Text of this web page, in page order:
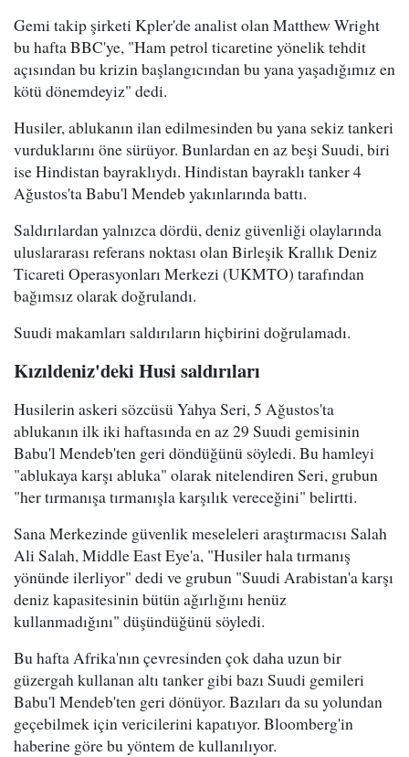
Gemi takip şirketi Kpler'de analist olan Matthew Wright
bu hafta BBC'ye, "Ham petrol ticaretine yönelik tehdit
açısından bu krizin başlangıcından bu yana yaşadığımız en
kötü dönemdeyiz" dedi.
Husiler, ablukanın ilan edilmesinden bu yana sekiz tankeri
vurduklarını öne sürüyor. Bunlardan en az beşi Suudi, biri
ise Hindistan bayraklıydı. Hindistan bayraklı tanker 4
Ağustos'ta Babu'l Mendeb yakınlarında battı.
Saldırılardan yalnızca dördü, deniz güvenliği olaylarında
uluslararası referans noktası olan Birleşik Krallık Deniz
Ticareti Operasyonları Merkezi (UKMTO) tarafından
bağımsız olarak doğrulandı.
Suudi makamları saldırıların hiçbirini doğrulamadı.
Kızıldeniz'deki Husi saldırıları
Husilerin askeri sözcüsü Yahya Seri, 5 Ağustos'ta
ablukanın ilk iki haftasında en az 29 Suudi gemisinin
Babu'l Mendeb'ten geri döndüğünü söyledi. Bu hamleyi
"ablukaya karşı abluka" olarak nitelendiren Seri, grubun
"her tırmanışa tırmanışla karşılık vereceğini" belirtti.
Sana Merkezinde güvenlik meseleleri araştırmacısı Salah
Ali Salah, Middle East Eye'a, "Husiler hala tırmanış
yönünde ilerliyor" dedi ve grubun "Suudi Arabistan'a karşı
deniz kapasitesinin bütün ağırlığını henüz
kullanmadığını" düşündüğünü söyledi.
Bu hafta Afrika'nın çevresinden çok daha uzun bir
güzergah kullanan altı tanker gibi bazı Suudi gemileri
Babu'l Mendeb'ten geri dönüyor. Bazıları da su yolundan
geçebilmek için vericilerini kapatıyor. Bloomberg'in
haberine göre bu yöntem de kullanılıyor.